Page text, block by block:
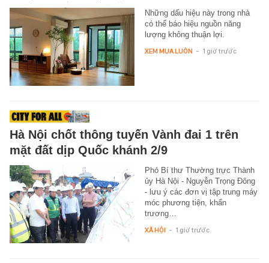
Những dấu hiệu này trong nhà
có thể báo hiệu nguồn năng
lượng không thuận lợi.
XEM MUA LUÔN - 1 giờ trước
Hà Nội chốt thông tuyến Vành đai 1 trên
mặt đất dịp Quốc khánh 2/9
Phó Bí thư Thường trực Thành
ủy Hà Nội - Nguyễn Trọng Đông
- lưu ý các đơn vị tập trung máy
móc phương tiện, khẩn
trương…
XÃ HỘI - 1 giờ trước